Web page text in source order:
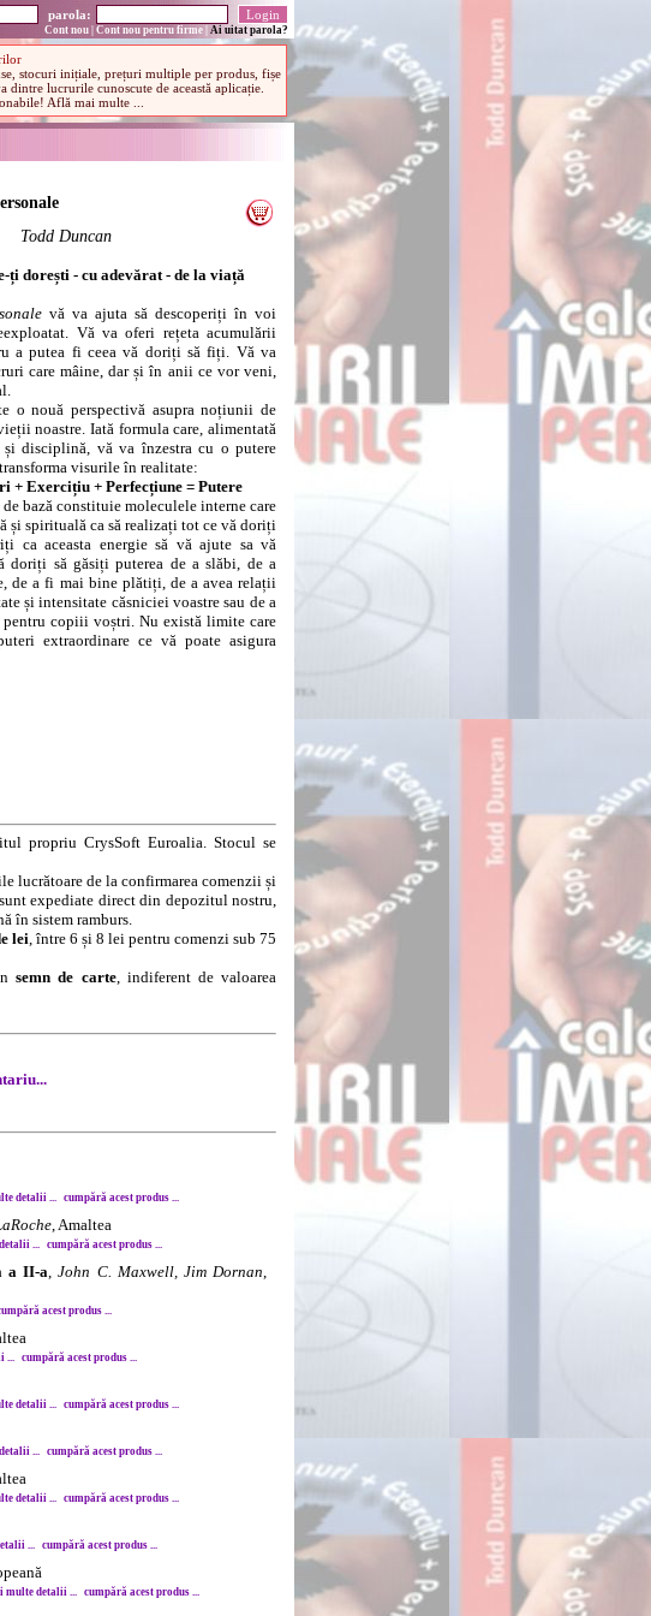
parola:
Cont nou Cont nou pentru firme Ai uitat parola?
Todd Duncan
ți dorești - cu adevărat - de la viață
vă va ajuta să descoperiți în voi
Vă va oferi rețeta acumulării
a putea fi ceea vă doriți să fiți. Vă va
care mâine, dar și în anii ce vor veni,
nouă perspectivă asupra noțiunii de
noastre. Iată formula care, alimentată
și disciplină, vă va înzestra cu o putere
visurile în realitate:
+ Exercițiu + Perfecțiune = Putere
bază constituie moleculele interne care
și spirituală ca să realizați tot ce vă doriți
ca aceasta energie să vă ajute sa vă
doriți să găsiți puterea de a slăbi, de a
de a fi mai bine plătiți, de a avea relații
și intensitate căsniciei voastre sau de a
pentru copiii voștri. Nu există limite care
extraordinare ce vă poate asigura
propriu CrysSoft Euroalia. Stocul se
lucrătoare de la confirmarea comenzii și
expediate direct din depozitul nostru,
în sistem ramburs.
lei, între 6 și 8 lei pentru comenzi sub 75
semn de carte, indiferent de valoarea
detalii ... cumpără acest produs ...
, Amaltea
... cumpără acest produs ...
a II-a,John C. Maxwell, Jim Dornan,
acest produs ...
... cumpără acest produs ...
detalii ... cumpără acest produs ...
... cumpără acest produs ...
detalii ... cumpără acest produs ...
... cumpără acest produs ...
multe detalii ... cumpără acest produs ...